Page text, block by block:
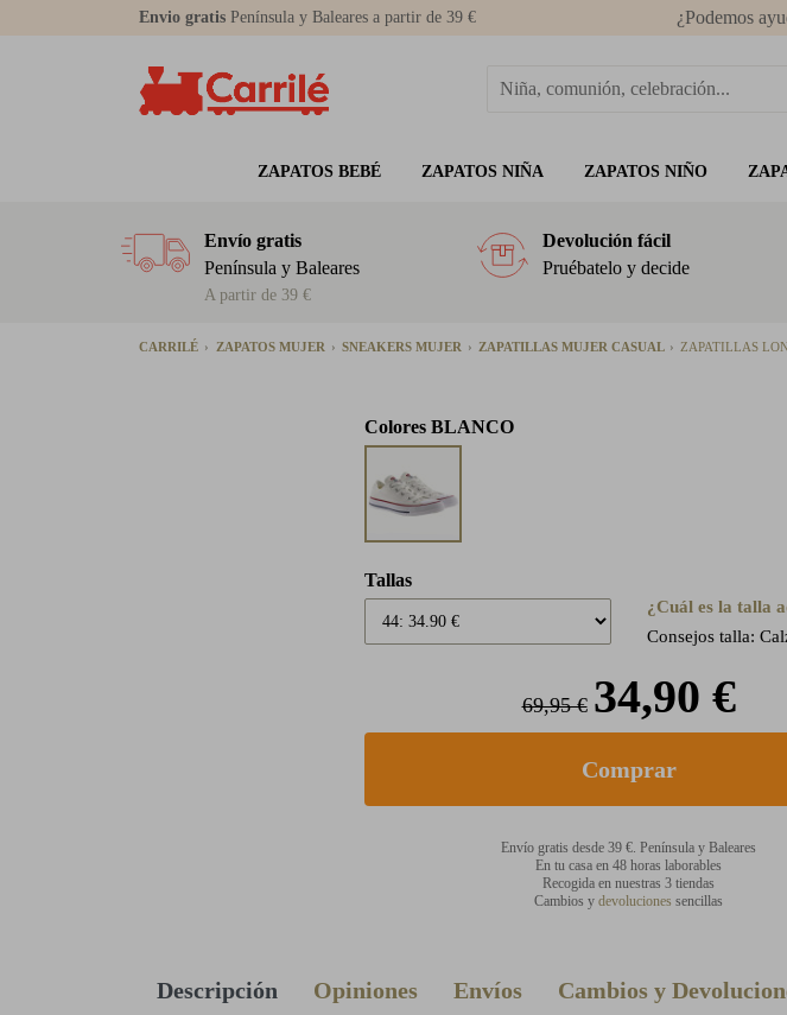
Envio gratis Península y Baleares a partir de 39 € ¿Podemos
ZAPATOS BEBÉ ZAPATOS NIÑA ZAPATOS NIÑO
Envío gratis
Península y Baleares
A partir de 39 €
Devolución fácil
Pruébatelo y decide
CARRILÉ ZAPATOS MUJER SNEAKERS MUJER ZAPATILLAS MUJER CASUAL ZAPATILLAS
Colores BLANCO
Tallas
¿Cuál es la talla
Consejos talla:
69,95 € 34,90 €
Envío gratis desde 39 €. Península y Baleares
En tu casa en 48 horas laborables
Recogida en nuestras 3 tiendas
Cambios y devoluciones sencillas
Descripción Opiniones Envíos Cambios y